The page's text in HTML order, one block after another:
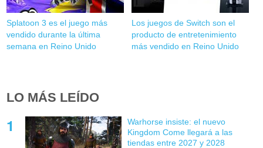
Splatoon 3 es el juego más
vendido durante la última
semana en Reino Unido
Los juegos de Switch son el
producto de entretenimiento
más vendido en Reino Unido
LO MÁS LEÍDO
Warhorse insiste: el nuevo
Kingdom Come llegará a las
tiendas entre 2027 y 2028